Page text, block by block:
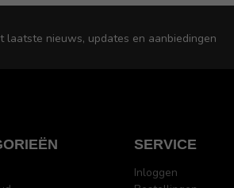
laatste nieuws, updates en aanbiedingen
SERVICE
Inloggen